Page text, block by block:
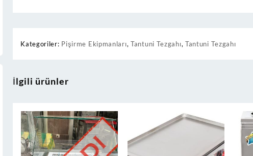
Kategoriler: Pişirme Ekipmanları, Tantuni Tezgahı, Tantuni Tezgahı
İlgili ürünler